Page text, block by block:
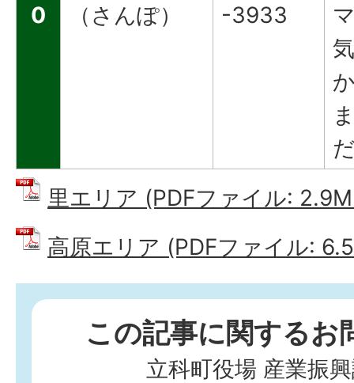
0
（さんぽ）
-3933
里エリア (PDFファイル:
高原エリア (PDFファイル:
この記事に関するお
立科町役場 産業振